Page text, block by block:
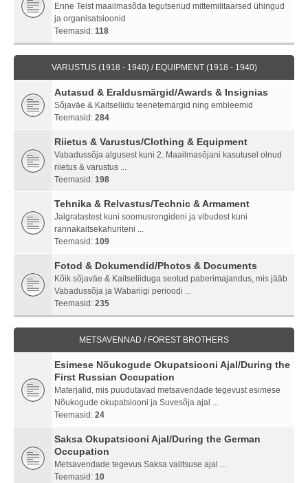
Enne Teist maailmasõda tegutsenud mittemilitaarsed ühingud
ja organisatsioonid
Teemasid: 118
VARUSTUS (1918 - 1940) / EQUIPMENT (1918 - 1940)
Autasud & Eraldusmärgid/Awards & Insignias
Sõjaväe & Kaitseliidu teenetemärgid ning embleemid
Teemasid: 284
Riietus & Varustus/Clothing & Equipment
Vabadussõja algusest kuni 2. Maailmasõjani kasutusel olnud
riietus & varustus ...
Teemasid: 198
Tehnika & Relvastus/Technic & Armament
Jalgratastest kuni soomusrongideni ja vibudest kuni
rannakaitsekahuriteni ...
Teemasid: 109
Fotod & Dokumendid/Photos & Documents
Kõik sõjaväe & Kaitseliiduga seotud paberimajandus, mis jääb
Vabadussõja ja Wabariigi perioodi ...
Teemasid: 235
METSAVENNAD / FOREST BROTHERS
Esimese Nõukogude Okupatsiooni Ajal/During the
First Russian Occupation
Materjalid, mis puudutavad metsavendade tegevust esimese
Nõukogude okupatsiooni ja Suvesõja ajal ...
Teemasid: 24
Saksa Okupatsiooni Ajal/During the German
Occupation
Metsavendade tegevus Saksa valitsuse ajal ...
Teemasid: 10